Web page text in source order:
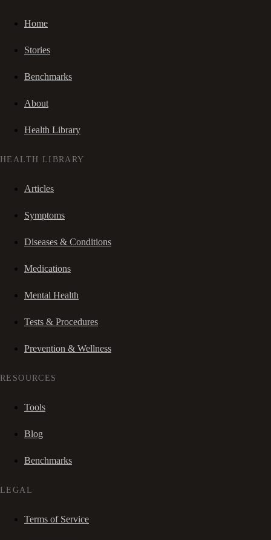
Home
Stories
Benchmarks
About
Health Library
HEALTH LIBRARY
Articles
Symptoms
Diseases & Conditions
Medications
Mental Health
Tests & Procedures
Prevention & Wellness
RESOURCES
Tools
Blog
Benchmarks
LEGAL
Terms of Service